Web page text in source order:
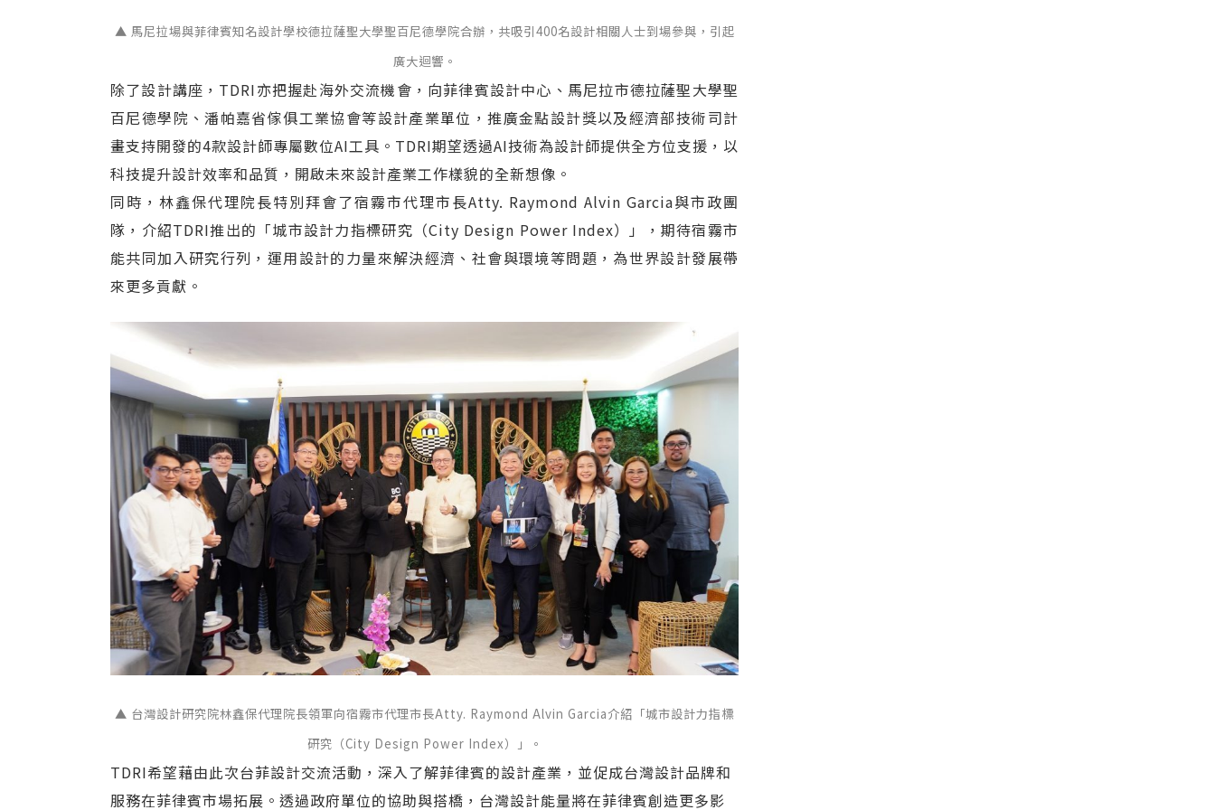
▲ 馬尼拉場與菲律賓知名設計學校德拉薩聖大學聖百尼德學院合辦，共吸引400名設計相關人士到場參與，引起
廣大迴響。
除了設計講座，TDRI亦把握赴海外交流機會，向菲律賓設計中心、馬尼拉市德拉薩聖大學聖
百尼德學院、潘帕嘉省傢俱工業協會等設計產業單位，推廣金點設計獎以及經濟部技術司計
畫支持開發的4款設計師專屬數位AI工具。TDRI期望透過AI技術為設計師提供全方位支援，以
科技提升設計效率和品質，開啟未來設計產業工作樣貌的全新想像。
同時，林鑫保代理院長特別拜會了宿霧市代理市長Atty. Raymond Alvin Garcia與市政團
隊，介紹TDRI推出的「城市設計力指標研究（City Design Power Index）」，期待宿霧市
能共同加入研究行列，運用設計的力量來解決經濟、社會與環境等問題，為世界設計發展帶
來更多貢獻。
▲ 台灣設計研究院林鑫保代理院長領軍向宿霧市代理市長Atty. Raymond Alvin Garcia介紹「城市設計力指標
研究（City Design Power Index）」。
TDRI希望藉由此次台菲設計交流活動，深入了解菲律賓的設計產業，並促成台灣設計品牌和
服務在菲律賓市場拓展。透過政府單位的協助與搭橋，台灣設計能量將在菲律賓創造更多影